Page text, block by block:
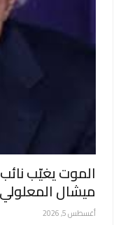
الموت يغيّب
ميشال المعلولي
أغسطس 5, 2026